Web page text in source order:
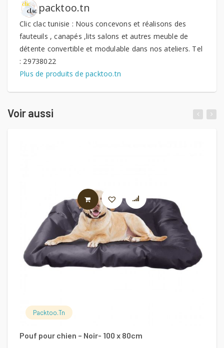
packtoo.tn
Clic clac tunisie : Nous concevons et réalisons des
fauteuils , canapés ,lits salons et autres meuble de
détente convertible et modulable dans nos ateliers. Tel
: 29738022
Plus de produits de packtoo.tn
Voir aussi
Packtoo.tn
Pouf pour chien – Noir- 100 x 80cm
AJOUTER AU PANIER